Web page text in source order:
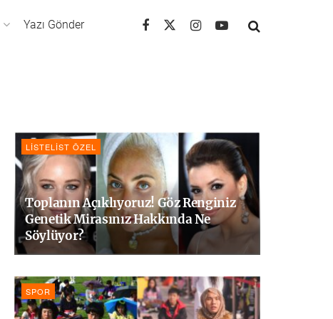
Yazı Gönder
LISTELIST ÖZEL
Toplanın Açıklıyoruz! Göz Renginiz
Genetik Mirasınız Hakkında Ne
Söylüyor?
SPOR